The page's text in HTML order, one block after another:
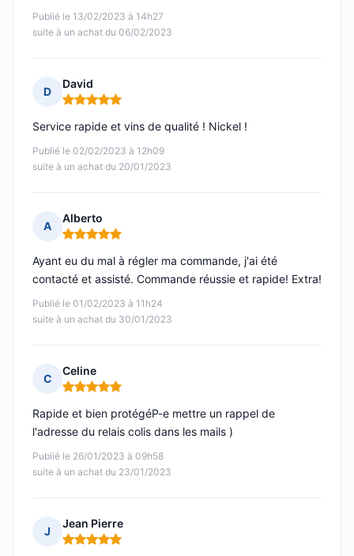
Publié le 13/02/2023 à 14h27
suite à un achat du 06/02/2023
D
David
Note : 5 sur 5
Publié le 02/02/2023 à 12h09
suite à un achat du 20/01/2023
Service rapide et vins de qualité ! Nickel !
A
Alberto
Note : 5 sur 5
Publié le 01/02/2023 à 11h24
suite à un achat du 30/01/2023
Ayant eu du mal à régler ma commande, j'ai été
contacté et assisté. Commande réussie et rapide! Extra!
C
Celine
Note : 5 sur 5
Publié le 26/01/2023 à 09h58
suite à un achat du 23/01/2023
Rapide et bien protégéP-e mettre un rappel de
l'adresse du relais colis dans les mails )
J
Jean Pierre
Note : 5 sur 5